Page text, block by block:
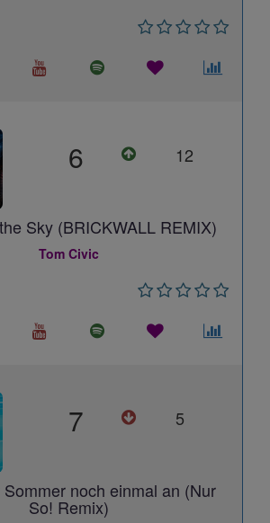
6 12
Sky (BRICKWALL REMIX)
Tom Civic
7 5
noch einmal an (Nur
So! Remix)